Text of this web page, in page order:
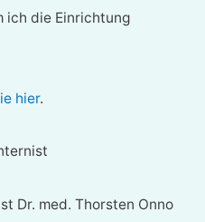
ich die Einrichtung
hier.
Dr. med. Thorsten Onno